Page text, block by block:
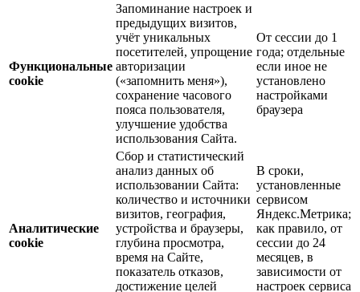
Функциональные
cookie
Запоминание настроек и
предыдущих визитов,
учёт уникальных
посетителей, упрощение
авторизации
(«запомнить меня»),
сохранение часового
пояса пользователя,
улучшение удобства
использования Сайта.
От сессии до 1
года; отдельные
если иное не
установлено
настройками
браузера
Аналитические
cookie
Сбор и статистический
анализ данных об
использовании Сайта:
количество и источники
визитов, география,
устройства и браузеры,
глубина просмотра,
время на Сайте,
показатель отказов,
достижение целей
В сроки,
установленные
сервисом
Яндекс.Метрика;
как правило, от
сессии до 24
месяцев, в
зависимости от
настроек сервиса